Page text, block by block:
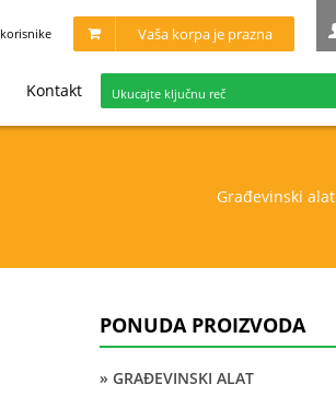
građevinski alat
Vaša korpa je prazna
Kontakt
PONUDA PROIZVODA
» GRAĐEVINSKI ALAT